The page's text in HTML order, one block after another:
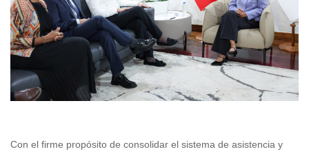
Con el firme propósito de consolidar el sistema de asistencia y